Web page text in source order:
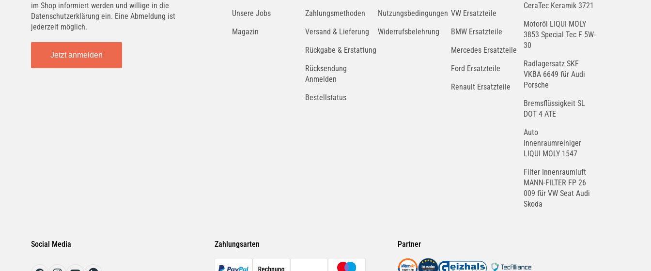
im Shop informiert werden und willige in die
Datenschutzerklärung ein. Eine Abmeldung ist
jederzeit möglich.
Jetzt anmelden
Unsere Jobs
Magazin
Zahlungsmethoden
Versand & Lieferung
Rückgabe & Erstattung
Rücksendung
Anmelden
Bestellstatus
Nutzungsbedingungen
Widerrufsbelehrung
VW Ersatzteile
BMW Ersatzteile
Mercedes Ersatzteile
Ford Ersatzteile
Renault Ersatzteile
CeraTec Keramik 3721
Motoröl LIQUI MOLY
3853 Special Tec F 5W-
30
Radlagersatz SKF
VKBA 6649 für Audi
Porsche
Bremsflüssigkeit SL
DOT 4 ATE
Auto
Innenraumreiniger
LIQUI MOLY 1547
Filter Innenraumluft
MANN-FILTER FP 26
009 für VW Seat Audi
Skoda
Social Media Zahlungsarten Partner